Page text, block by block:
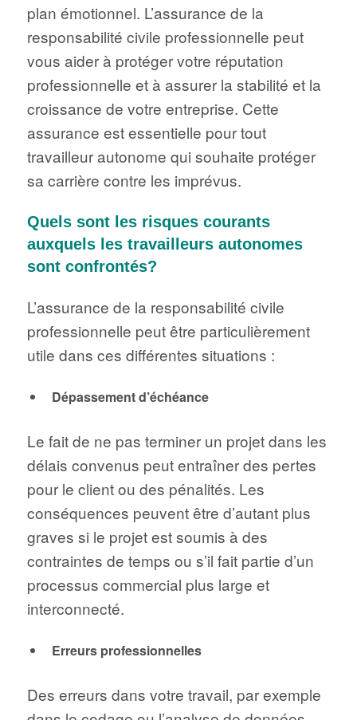
plan émotionnel. L’assurance de la
responsabilité civile professionnelle peut
vous aider à protéger votre réputation
professionnelle et à assurer la stabilité et la
croissance de votre entreprise. Cette
assurance est essentielle pour tout
travailleur autonome qui souhaite protéger
sa carrière contre les imprévus.
Quels sont les risques courants
auxquels les travailleurs autonomes
sont confrontés?
L’assurance de la responsabilité civile
professionnelle peut être particulièrement
utile dans ces différentes situations :
Dépassement d’échéance
Le fait de ne pas terminer un projet dans les
délais convenus peut entraîner des pertes
pour le client ou des pénalités. Les
conséquences peuvent être d’autant plus
graves si le projet est soumis à des
contraintes de temps ou s’il fait partie d’un
processus commercial plus large et
interconnecté.
Erreurs professionnelles
Des erreurs dans votre travail, par exemple